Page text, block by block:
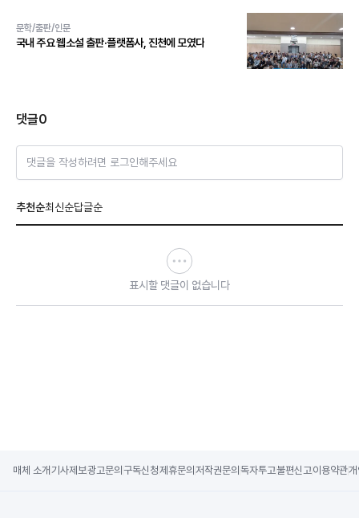
문학/출판/인문
국내 주요 웹소설 출판·플랫폼사, 진천에 모였다
댓글0
댓글을 작성하려면 로그인해주세요
추천순최신순답글순
표시할 댓글이 없습니다
매체 소개 기사제보광고문의 구독신청제휴문의 저작권문의 독자투고불편신고이용약관